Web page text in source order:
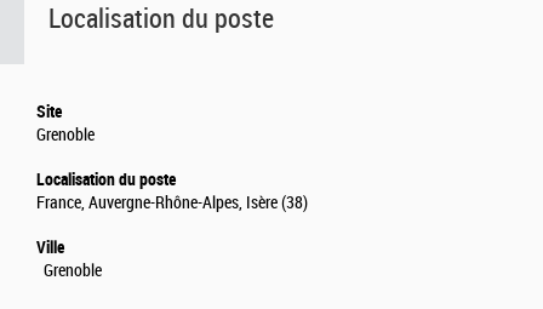
Localisation du poste
Site
Grenoble
Localisation du poste
France, Auvergne-Rhône-Alpes, Isère (38)
Ville
Grenoble